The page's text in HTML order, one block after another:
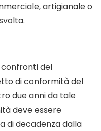
artigianale o
confronti del
di conformità del
due anni da tale
deve essere
di decadenza dalla